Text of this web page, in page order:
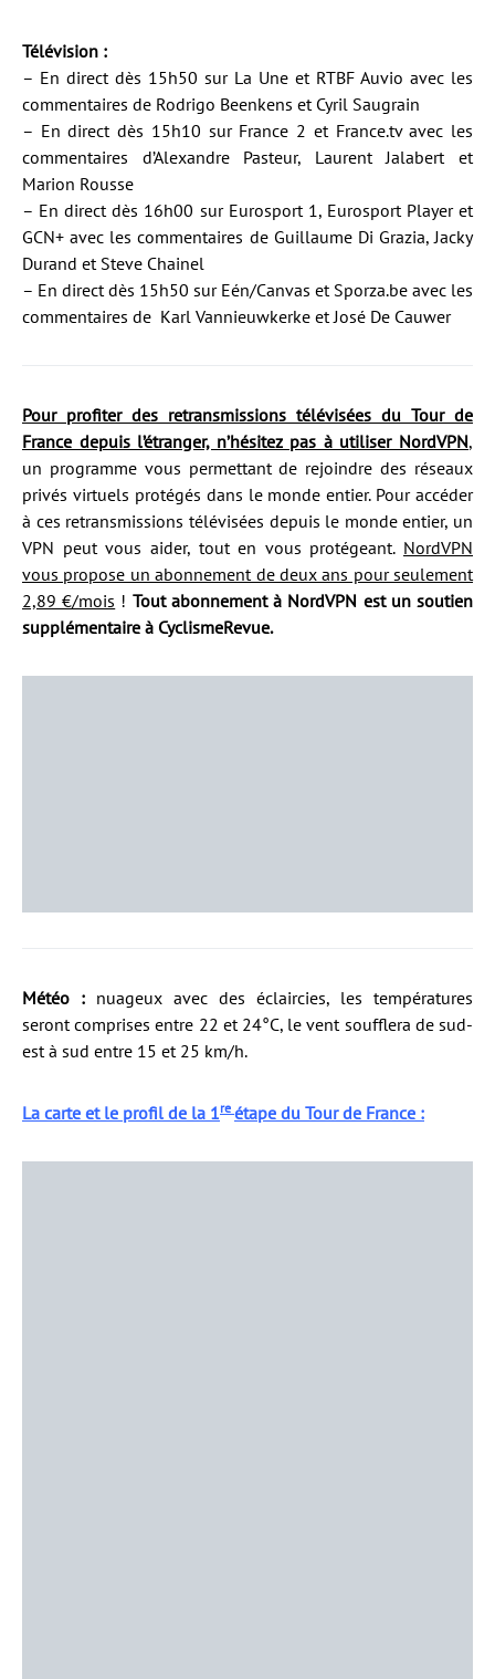
Télévision :
– En direct dès 15h50 sur La Une et RTBF Auvio avec les
commentaires de Rodrigo Beenkens et Cyril Saugrain
– En direct dès 15h10 sur France 2 et France.tv avec les
commentaires d’Alexandre Pasteur, Laurent Jalabert et
Marion Rousse
– En direct dès 16h00 sur Eurosport 1, Eurosport Player et
GCN+ avec les commentaires de Guillaume Di Grazia, Jacky
Durand et Steve Chainel
– En direct dès 15h50 sur Eén/Canvas et Sporza.be avec les
commentaires de Karl Vannieuwkerke et José De Cauwer
Pour profiter des retransmissions télévisées du Tour de
France depuis l’étranger, n’hésitez pas à utiliser NordVPN,
un programme vous permettant de rejoindre des réseaux
privés virtuels protégés dans le monde entier. Pour accéder
à ces retransmissions télévisées depuis le monde entier, un
VPN peut vous aider, tout en vous protégeant. NordVPN
vous propose un abonnement de deux ans pour seulement
2,89 €/mois ! Tout abonnement à NordVPN est un soutien
supplémentaire à CyclismeRevue.
Météo : nuageux avec des éclaircies, les températures
seront comprises entre 22 et 24°C, le vent soufflera de sud-
est à sud entre 15 et 25 km/h.
La carte et le profil de la 1re étape du Tour de France :